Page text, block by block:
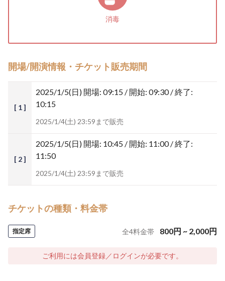
消毒
開場/開演情報・チケット販売期間
[ 1 ]
2025/1/5(日) 開場: 09:15 / 開始: 09:30 / 終了:
10:15
2025/1/4(土) 23:59まで販売
[ 2 ]
2025/1/5(日) 開場: 10:45 / 開始: 11:00 / 終了:
11:50
2025/1/4(土) 23:59まで販売
チケットの種類・料金帯
指定席 全4料金帯 800円 ~ 2,000円
ご利用には会員登録／ログインが必要です。